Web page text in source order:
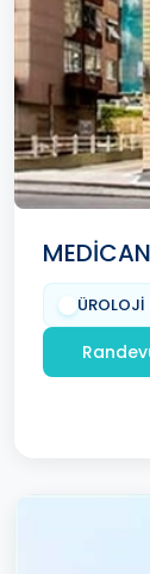
ÜROLOJİ